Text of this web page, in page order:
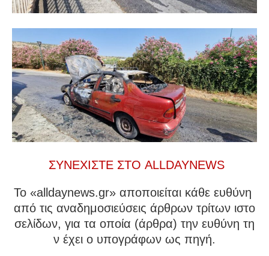
ΣΥΝΕΧΙΣΤΕ ΣΤΟ ALLDAYNEWS
To «alldaynews.gr» αποποιείται κάθε ευθύνη
από τις αναδημοσιεύσεις άρθρων τρίτων ιστο
σελίδων, για τα οποία (άρθρα) την ευθύνη τη
ν έχει ο υπογράφων ως πηγή.